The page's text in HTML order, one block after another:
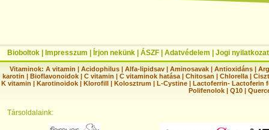
Bioboltok Impresszum Írjon nekünk ÁSZF Adatvédelem Jogi nyilatkozat
Vitaminok: A vitamin |Acidophilus |Alfa-lipidsav |Aminosavak |Antioxidáns |
karotin | Bioflavonoidok | C vitamin | C vitaminok hatása | Chitosan | Chlorella |
K vitamin | Karotinoidok | Klorofill | Kolosztrum | L-Cystine | Lactoferrin- Lactoferin
Polifenolok |Q10 |
Társoldalaink: